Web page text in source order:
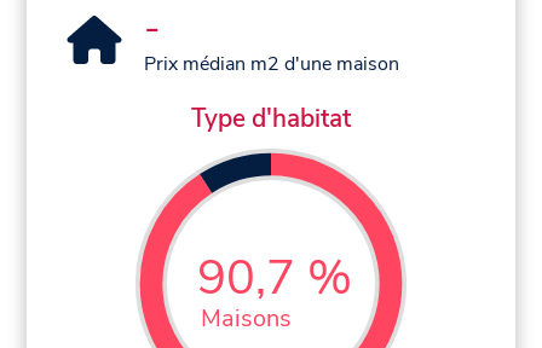
-
Prix médian m2 d'une maison
Type d'habitat
90,7 %
Maisons